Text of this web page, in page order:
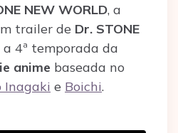
NEW WORLD, a
trailer de Dr. STONE
a 4ª temporada da
anime baseada no
Inagaki e Boichi.